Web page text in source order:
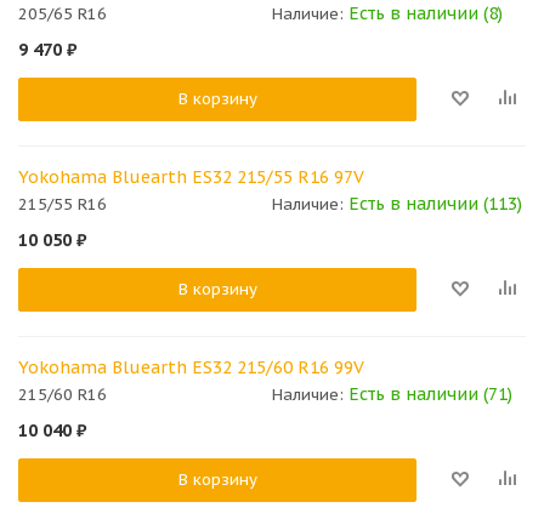
205/65 R16 Наличие: Есть в наличии (8)
9 470 ₽
В корзину
Yokohama Bluearth ES32 215/55 R16 97V
215/55 R16 Наличие: Есть в наличии (113)
10 050 ₽
В корзину
Yokohama Bluearth ES32 215/60 R16 99V
215/60 R16 Наличие: Есть в наличии (71)
10 040 ₽
В корзину